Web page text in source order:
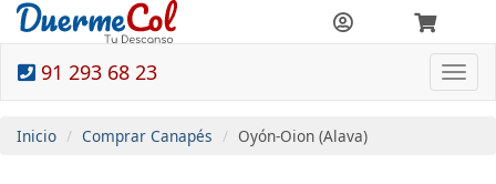
91 293 68 23
Inicio Comprar Canapés Oyón-Oion (Alava)